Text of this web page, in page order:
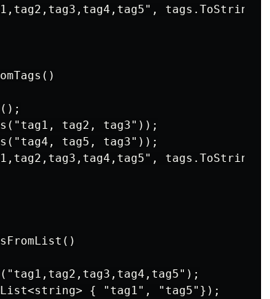
tag2, tag3"));
tag5, tag3"));
{ "tag1", "tag5"});